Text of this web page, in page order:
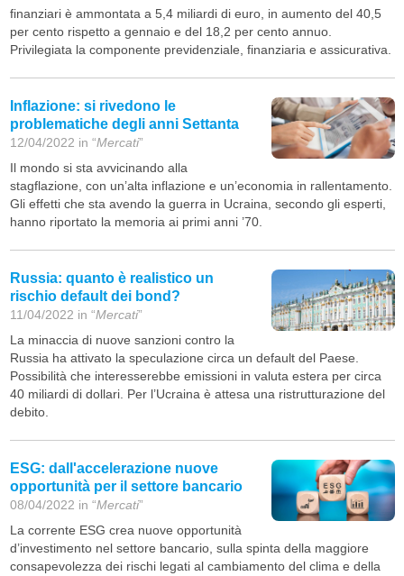
finanziari è ammontata a 5,4 miliardi di euro, in aumento del 40,5
per cento rispetto a gennaio e del 18,2 per cento annuo.
Privilegiata la componente previdenziale, finanziaria e assicurativa.
Inflazione: si rivedono le
problematiche degli anni Settanta
12/04/2022 in “Mercati”
Il mondo si sta avvicinando alla
stagflazione, con un’alta inflazione e un’economia in rallentamento.
Gli effetti che sta avendo la guerra in Ucraina, secondo gli esperti,
hanno riportato la memoria ai primi anni ’70.
Russia: quanto è realistico un
rischio default dei bond?
11/04/2022 in “Mercati”
La minaccia di nuove sanzioni contro la
Russia ha attivato la speculazione circa un default del Paese.
Possibilità che interesserebbe emissioni in valuta estera per circa
40 miliardi di dollari. Per l’Ucraina è attesa una ristrutturazione del
debito.
ESG: dall'accelerazione nuove
opportunità per il settore bancario
08/04/2022 in “Mercati”
La corrente ESG crea nuove opportunità
d’investimento nel settore bancario, sulla spinta della maggiore
consapevolezza dei rischi legati al cambiamento del clima e della